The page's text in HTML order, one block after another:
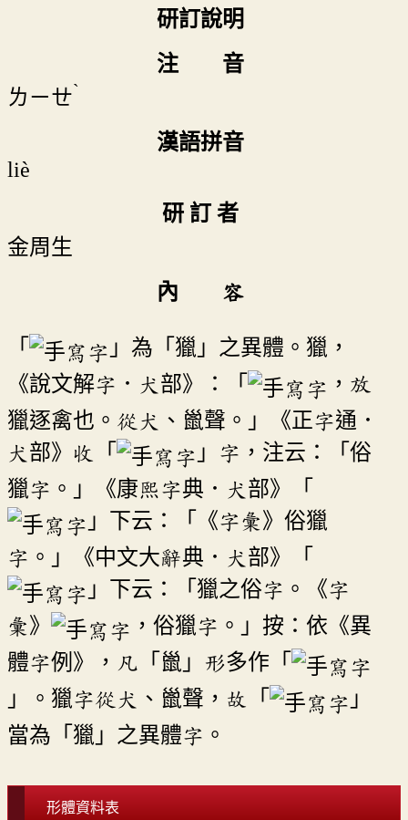
研訂說明
注 音
ㄌㄧㄝˋ
漢語拼音
liè
研 訂 者
金周生
內 容
「
」為「獵」之異體。獵，
《說文解字．犬部》：「
，放
獵逐禽也。從犬、巤聲。」《正字通．
犬部》收「
」字，注云：「俗
獵字。」《康熙字典．犬部》「
」下云：「《字彙》俗獵
字。」《中文大辭典．犬部》「
」下云：「獵之俗字。《字
彙》
，俗獵字。」按：依《異
體字例》，凡「巤」形多作「
」。獵字從犬、巤聲，故「
」
當為「獵」之異體字。
形體資料表